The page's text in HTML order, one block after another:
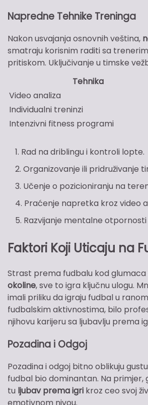
Napredne Tehnike Treninga
Nakon usvajanja osnovnih veština,
smatraju korisnim raditi sa
pritiskom. Uključivanje u timske
Tehnika
Video analiza
Individualni treninzi
Intenzivni fitness programi
Rad na driblingu i kontroli lopte.
Organizovanje ili pridruživanje
Učenje o pozicioniranju na
Praćenje napretka kroz video
Razvijanje mentalne
Faktori Koji Uticaju na
Strast prema fudbalu kod
okoline, sve to igra ključnu ulogu.
imali priliku da igraju fudbal u
fudbalskim aktivnostima, bilo
njihovu karijeru sa ljubavlju prema
Pozadina i Odgoj
Pozadina i odgoj bitno oblikuju
fudbal bio dominantan. Na primjer,
tu ljubav prema igri kroz ceo svoj